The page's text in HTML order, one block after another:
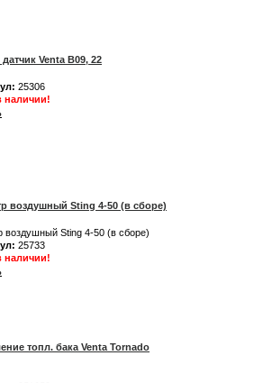
Venta B09, 22
25306
наличии!
воздушный Sting 4-50 (в сборе)
воздушный Sting 4-50 (в сборе)
25733
наличии!
топл. бака Venta Tornado